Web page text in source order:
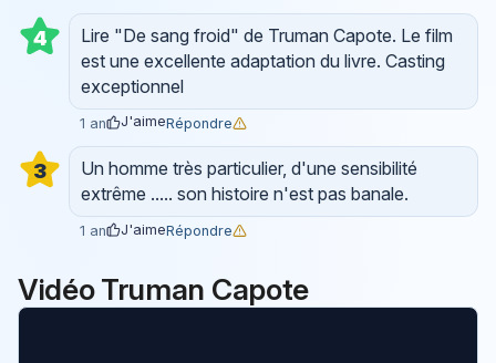
4
Lire "De sang froid" de Truman Capote. Le film
est une excellente adaptation du livre. Casting
exceptionnel
1 an J'aimeRépondre
3
Un homme très particulier, d'une sensibilité
extrême ..... son histoire n'est pas banale.
1 an J'aimeRépondre
Vidéo Truman Capote